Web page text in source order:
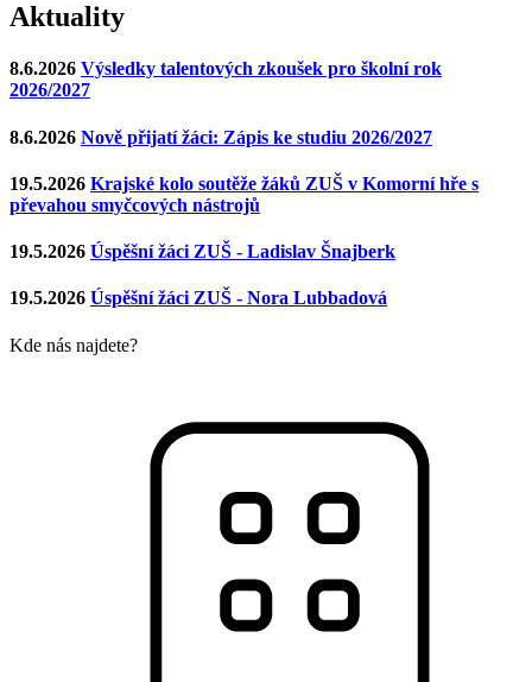
Aktuality
8.6.2026 Výsledky talentových zkoušek pro školní rok
2026/2027
8.6.2026 Nově přijatí žáci: Zápis ke studiu 2026/2027
19.5.2026 Krajské kolo soutěže žáků ZUŠ v Komorní hře s
převahou smyčcových nástrojů
19.5.2026 Úspěšní žáci ZUŠ - Ladislav Šnajberk
19.5.2026 Úspěšní žáci ZUŠ - Nora Lubbadová
Kde nás najdete?